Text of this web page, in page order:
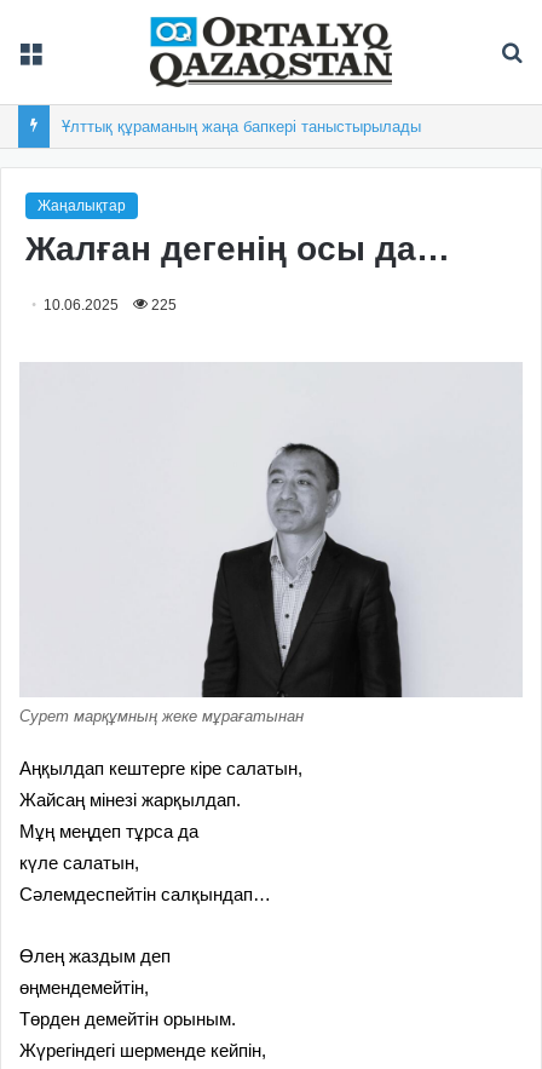
Ұлттық құраманың жаңа бапкері таныстырылады
Жаңалықтар
Жалған дегенің осы да…
10.06.2025 225
Сурет марқұмның жеке мұрағатынан
Аңқылдап кештерге кіре салатын,
Жайсаң мінезі жарқылдап.
Мұң меңдеп тұрса да
күле салатын,
Сәлемдеспейтін салқындап…
Өлең жаздым деп
өңмендемейтін,
Төрден демейтін орыным.
Жүрегіндегі шерменде кейпін,